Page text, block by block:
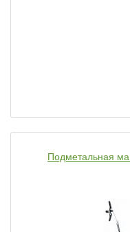
Подметальная